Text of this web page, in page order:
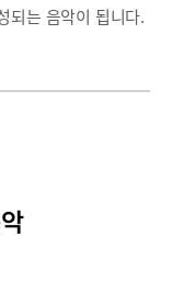
되는 음악이 됩니다.